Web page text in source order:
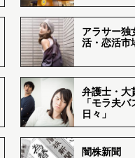
アラサー独
活・恋活市
弁護士・大
「モラ夫
日々」
闇株新聞